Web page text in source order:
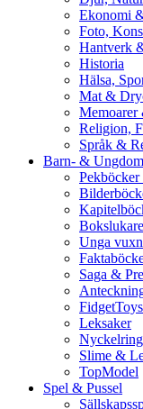
Ekonomi
Foto,
Hantverk
Historia
Hälsa,
Mat &
Religion,
Språk &
Barn- & Ungdom
Pekböcker
Unga
Saga &
FidgetToys
Leksaker
Slime &
TopModel
Spel & Pussel